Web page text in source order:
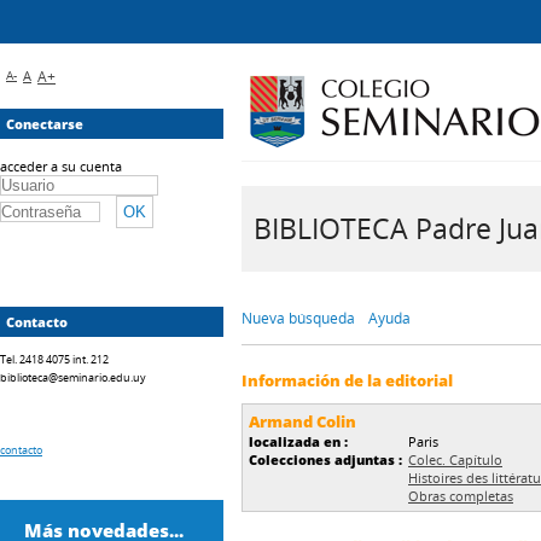
BIBLIOTECA Padre
Nueva búsqueda Ayuda
Información de la editorial
Armand Colin
localizada en :
Paris
Colecciones adjuntas : Colec. Capítulo
Histoires des
Obras completas
A- A A+
Conectarse
acceder a su cuenta
Contacto
Tel. 2418 4075 int. 212
biblioteca@seminario.edu.uy
contacto
Más novedades...